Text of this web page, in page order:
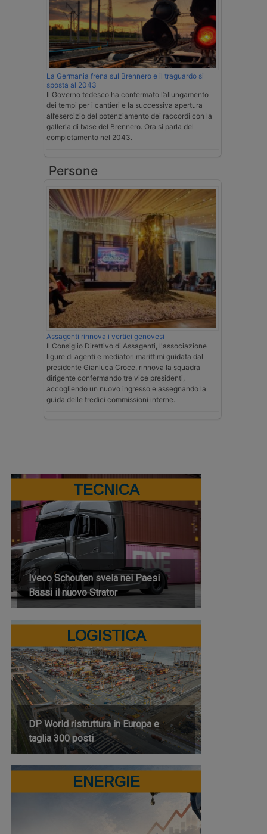
La Germania frena sul Brennero e il traguardo si
sposta al 2043
Il Governo tedesco ha confermato l’allungamento
dei tempi per i cantieri e la successiva apertura
all’esercizio del potenziamento dei raccordi con la
galleria di base del Brennero. Ora si parla del
completamento nel 2043.
Persone
Assagenti rinnova i vertici genovesi
Il Consiglio Direttivo di Assagenti, l'associazione
ligure di agenti e mediatori marittimi guidata dal
presidente Gianluca Croce, rinnova la squadra
dirigente confermando tre vice presidenti,
accogliendo un nuovo ingresso e assegnando la
guida delle tredici commissioni interne.
TECNICA
Iveco Schouten svela nei Paesi
Bassi il nuovo Strator
LOGISTICA
DP World ristruttura in Europa e
taglia 300 posti
ENERGIE